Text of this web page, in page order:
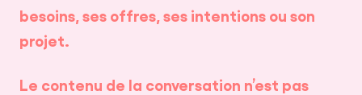
besoins, ses offres, ses intentions ou son
projet.
Le contenu de la conversation n’est pas